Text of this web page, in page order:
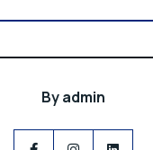
Byadmin